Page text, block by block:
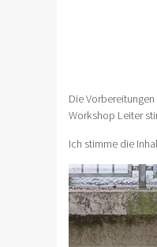
Die
Workshop Leiter
Ich stimme die